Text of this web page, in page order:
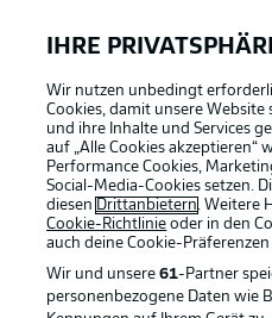
Rechtliche Hinweise
Datenschutz
Kontakt
Impressum
IHRE
Wir nutzen unbedingt
Cookies, damit unsere
und ihre Inhalte und Services
auf „Alle Cookies akzeptieren“
Performance Cookies,
Social-Media-Cookies setzen.
diesen Drittanbietern. Weitere
Cookie-Richtlinie oder in den
auch deine Cookie-
Wir und unsere61-Partner
personenbezogene Daten wie